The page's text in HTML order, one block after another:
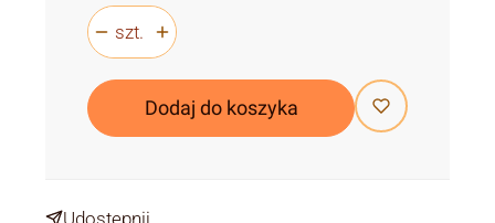
szt.
Dodaj do koszyka
Udostępnij